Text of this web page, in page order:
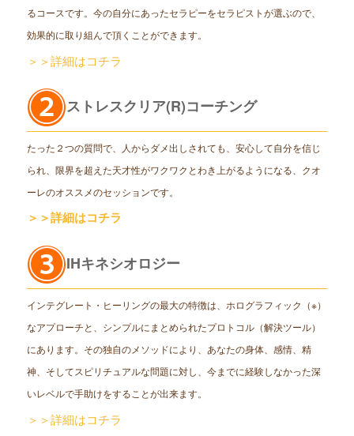
るコースです。今の自分にあったセラピーをセラピストが選ぶので、
効果的に取り組んで頂くことができます。
＞＞詳細はコチラ
ストレスクリア(R)コーチング
たった２つの質問で、人からダメ出しされても、安心して自分を信じ
られ、限界を超えた天才性がワクワクとわき上がるようになる、クオ
ーレのオススメのセッションです。
＞＞詳細はコチラ
IHキネシオロジー
インテグレート・ヒーリングの最大の特徴は、ホログラフィック（※）
なアプローチと、シンプルにまとめられたプロトコル（解決ツール）
にあります。その独自のメソッドにより、あなたの身体、感情、精
神、そしてスピリチュアルな問題に対し、今までに経験しなかった深
いレベルで手助けをすることが出来ます。
＞＞詳細はコチラ